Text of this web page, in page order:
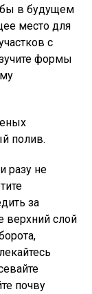
в будущем
место для
с
формы
полив.
разу не
за
верхний слой
почву